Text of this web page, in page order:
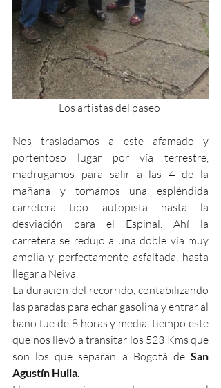
Los artistas del paseo
Nos trasladamos a este afamado y
portentoso lugar por vía terrestre,
madrugamos para salir a las 4 de la
mañana y tomamos una espléndida
carretera tipo autopista hasta la
desviación para el Espinal. Ahí la
carretera se redujo a una doble vía muy
amplia y perfectamente asfaltada, hasta
llegar a Neiva.
La duración del recorrido, contabilizando
las paradas para echar gasolina y entrar al
baño fue de 8 horas y media, tiempo este
que nos llevó a transitar los 523 Kms que
son los que separan a Bogotá de San
Agustín Huila.